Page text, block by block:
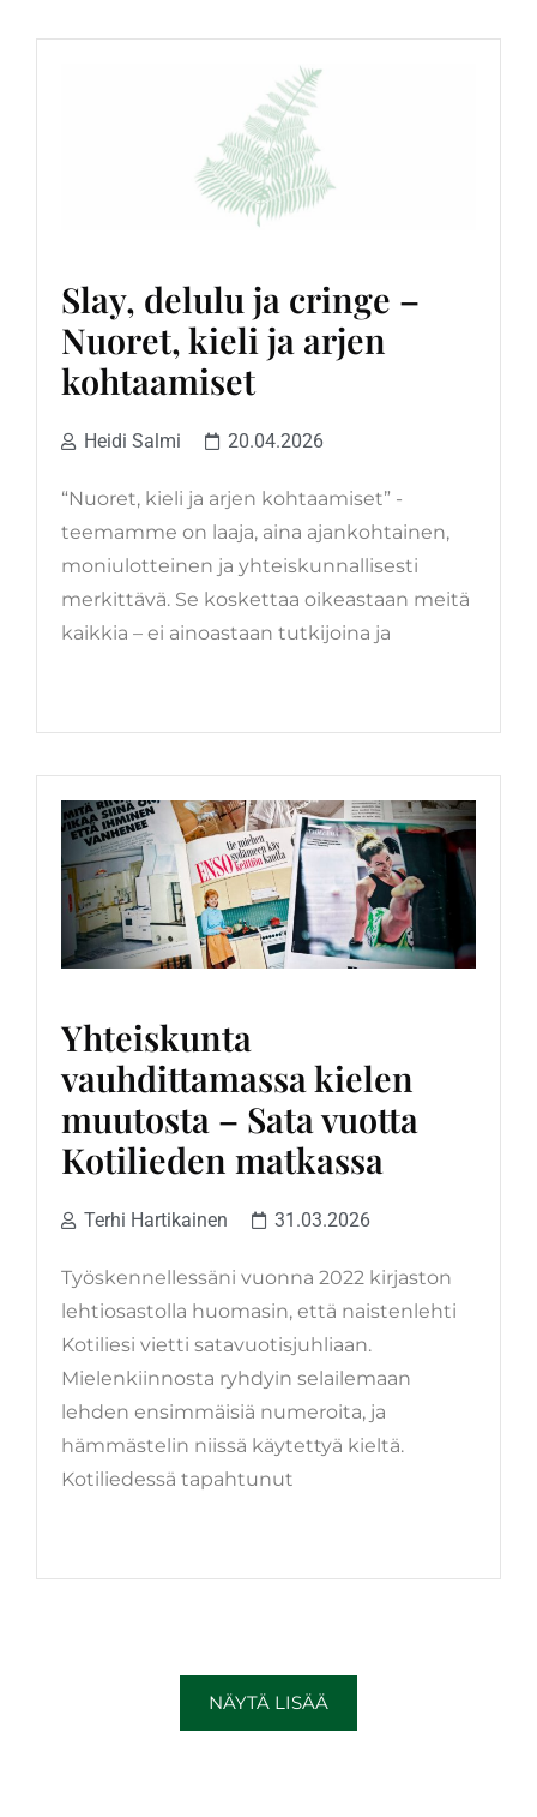
Slay, delulu ja cringe –
Nuoret, kieli ja arjen
kohtaamiset
Heidi Salmi 20.04.2026
“Nuoret, kieli ja arjen kohtaamiset” -
teemamme on laaja, aina ajankohtainen,
moniulotteinen ja yhteiskunnallisesti
merkittävä. Se koskettaa oikeastaan meitä
kaikkia – ei ainoastaan tutkijoina ja
Yhteiskunta
vauhdittamassa kielen
muutosta – Sata vuotta
Kotilieden matkassa
Terhi Hartikainen 31.03.2026
Työskennellessäni vuonna 2022 kirjaston
lehtiosastolla huomasin, että naistenlehti
Kotiliesi vietti satavuotisjuhliaan.
Mielenkiinnosta ryhdyin selailemaan
lehden ensimmäisiä numeroita, ja
hämmästelin niissä käytettyä kieltä.
Kotiliedessä tapahtunut
NÄYTÄ LISÄÄ